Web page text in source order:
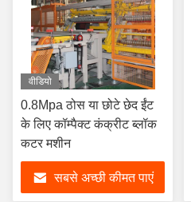
वीडियो
0.8Mpa ठोस या छोटे छेद ईंट
के लिए कॉम्पैक्ट कंक्रीट ब्लॉक
कटर मशीन
सबसे अच्छी कीमत पाएं